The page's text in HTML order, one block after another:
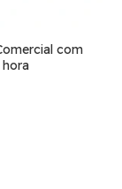
com